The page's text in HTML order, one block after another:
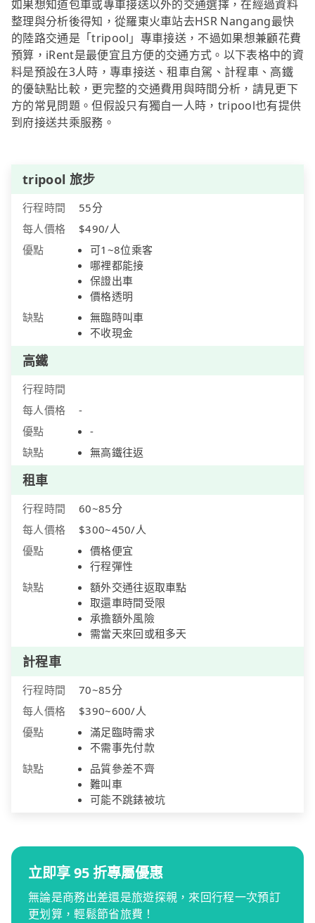
如果想知道包車或專車接送以外的交通選擇，在經過資料
整理與分析後得知，從羅東火車站去HSR Nangang最快
的陸路交通是「tripool」專車接送，不過如果想兼顧花費
預算，iRent是最便宜且方便的交通方式。以下表格中的資
料是預設在3人時，專車接送、租車自駕、計程車、高鐵
的優缺點比較，更完整的交通費用與時間分析，請見更下
方的常見問題。但假設只有獨自一人時，tripool也有提供
到府接送共乘服務。
tripool 旅步
行程時間
55分
每人價格
$490/人
優點
可1~8位乘客
哪裡都能接
保證出車
價格透明
缺點
無臨時叫車
不收現金
高鐵
行程時間
每人價格
-
優點
-
缺點
無高鐵往返
租車
行程時間
60~85分
每人價格
$300~450/人
優點
價格便宜
行程彈性
缺點
額外交通往返取車點
取還車時間受限
承擔額外風險
需當天來回或租多天
計程車
行程時間
70~85分
每人價格
$390~600/人
優點
滿足臨時需求
不需事先付款
缺點
品質參差不齊
難叫車
可能不跳錶被坑
立即享 95 折專屬優惠
無論是商務出差還是旅遊探親，來回行程一次預訂
更划算，輕鬆節省旅費！